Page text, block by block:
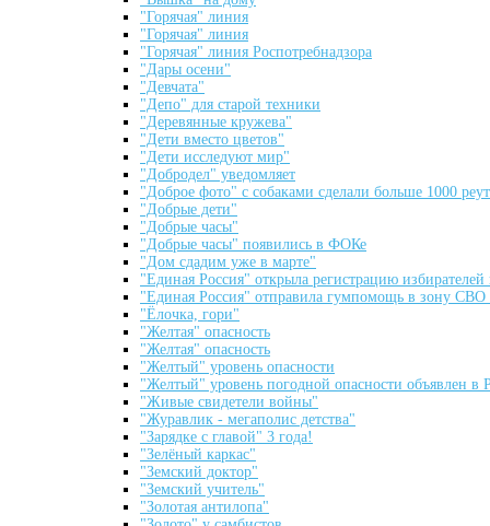
"Горячая" линия
"Горячая" линия
"Горячая" линия Роспотребнадзора
"Дары осени"
"Девчата"
"Депо" для старой техники
"Деревянные кружева"
"Дети вместо цветов"
"Дети исследуют мир"
"Добродел" уведомляет
"Доброе фото" с собаками сделали больше 1000
"Добрые дети"
"Добрые часы"
"Добрые часы" появились в ФОКе
"Дом сдадим уже в марте"
"Единая Россия" открыла регистрацию избирателей
"Единая Россия" отправила гумпомощь в зону СВО
"Ёлочка, гори"
"Желтая" опасность
"Желтая" опасность
"Желтый" уровень опасности
"Желтый" уровень погодной опасности объявлен в
"Живые свидетели войны"
"Журавлик - мегаполис детства"
"Зарядке с главой" 3 года!
"Зелёный каркас"
"Земский доктор"
"Земский учитель"
"Золотая антилопа"